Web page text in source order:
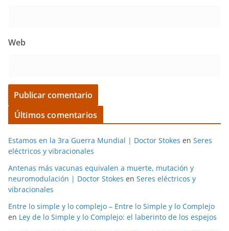
Web
Últimos comentarios
Estamos en la 3ra Guerra Mundial | Doctor Stokes en Seres
eléctricos y vibracionales
Antenas más vacunas equivalen a muerte, mutación y
neuromodulación | Doctor Stokes en Seres eléctricos y
vibracionales
Entre lo simple y lo complejo – Entre lo Simple y lo Complejo
en Ley de lo Simple y lo Complejo: el laberinto de los espejos